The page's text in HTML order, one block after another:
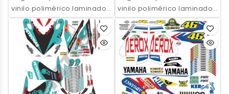
vinilo polimérico laminado,
impresas con tinta
ecosolvente. Alta
resistencia, acabado
profesional y opción de
personalización.
vinilo polimérico laminado,
impresas con tinta
ecosolvente. Alta
resistencia, acabado
profesional y opción de
personalización.